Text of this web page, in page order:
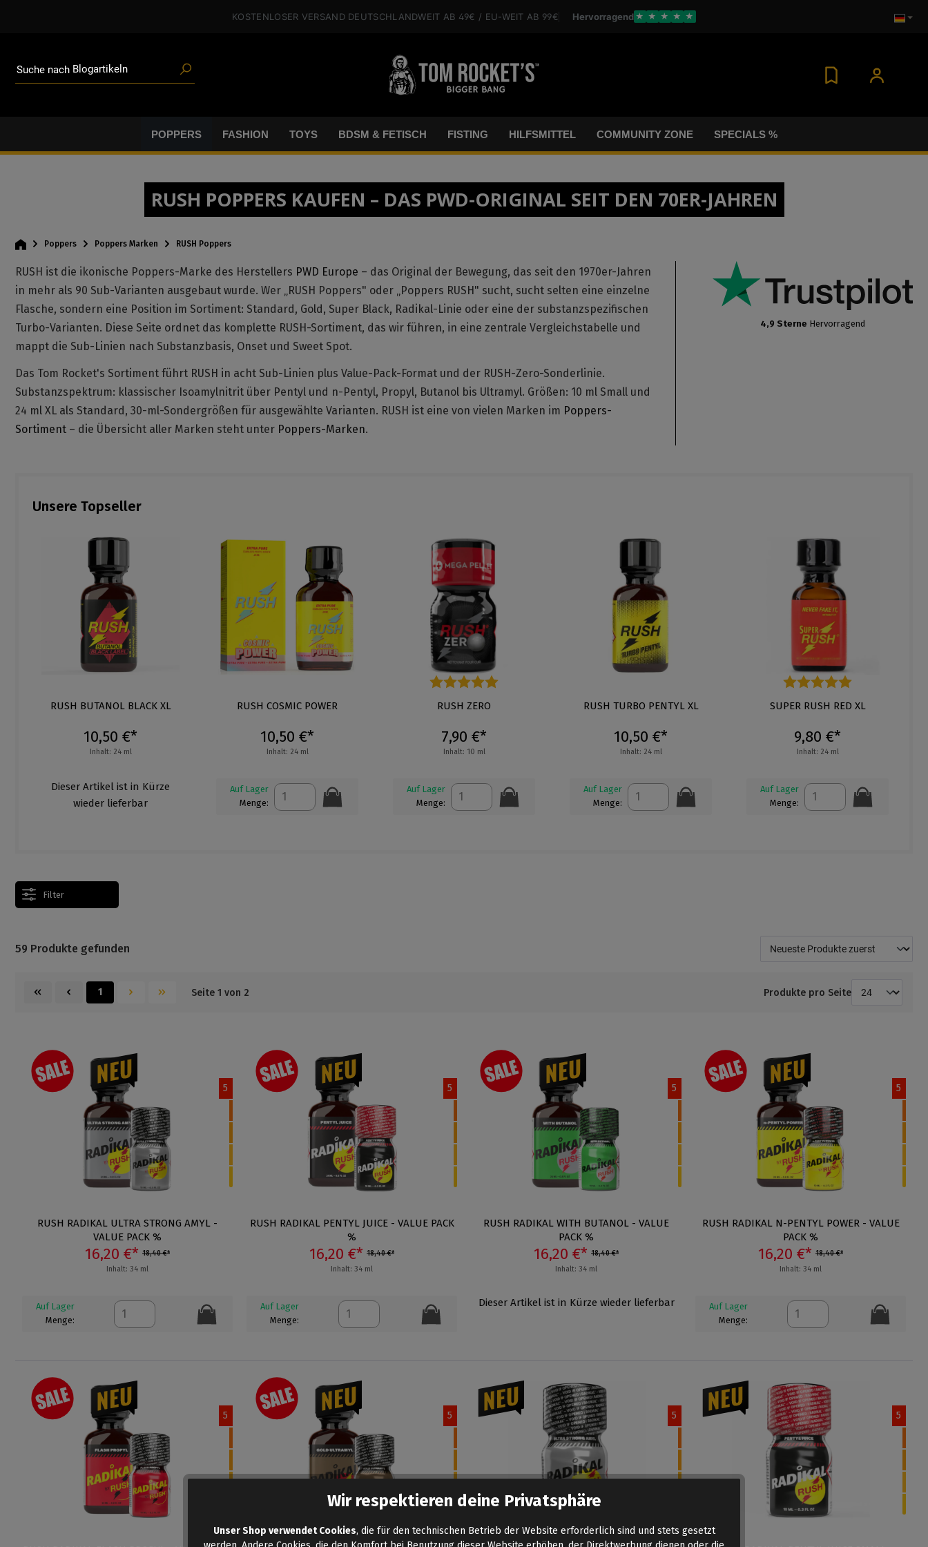
KOSTENLOSER VERSANDDEUTSCHLANDWEIT AB 49€ / EU-WEIT AB 99€ Hervorragend ★ ★ ★ ★ ★
POPPERS FASHION TOYS BDSM & FETISCH FISTING HILFSMITTEL COMMUNITY ZONE SPECIALS %
RUSH POPPERS KAUFEN – DAS PWD-ORIGINAL SEIT DEN 70ER-JAHREN
Poppers Poppers Marken RUSH Poppers
RUSH ist die ikonische Poppers-Marke des Herstellers PWD Europe – das Original der Bewegung, das seit den 1970er-Jahren
in mehr als 90 Sub-Varianten ausgebaut wurde. Wer „RUSH Poppers" oder „Poppers RUSH" sucht, sucht selten eine einzelne
Flasche, sondern eine Position im Sortiment: Standard, Gold, Super Black, Radikal-Linie oder eine der substanzspezifischen
Turbo-Varianten. Diese Seite ordnet das komplette RUSH-Sortiment, das wir führen, in eine zentrale Vergleichstabelle und
mappt die Sub-Linien nach Substanzbasis, Onset und Sweet Spot.
Das Tom Rocket's Sortiment führt RUSH in acht Sub-Linien plus Value-Pack-Format und der RUSH-Zero-Sonderlinie.
Substanzspektrum: klassischer Isoamylnitrit über Pentyl und n-Pentyl, Propyl, Butanol bis Ultramyl. Größen: 10 ml Small und
24 ml XL als Standard, 30-ml-Sondergrößen für ausgewählte Varianten. RUSH ist eine von vielen Marken im Poppers-
Sortiment – die Übersicht aller Marken steht unter Poppers-Marken.
4,9 Sterne Hervorragend
Unsere Topseller
von 5 von 5 Sternen
RUSH BUTANOL BLACK XL
10,50 €*
Inhalt: 24 ml
Dieser Artikel ist in Kürze
wieder lieferbar
RUSH COSMIC POWER
10,50 €*
Inhalt: 24 ml
Auf Lager
Menge:
Durchschnittliche Bewertung von 5 von 5 Sternen
RUSH ZERO
7,90 €*
Inhalt: 10 ml
Auf Lager
Menge:
RUSH TURBO PENTYL XL
10,50 €*
Inhalt: 24 ml
Auf Lager
Menge:
Durchschnittliche Bewertung von
SUPER RUSH RED XL
9,80 €*
Inhalt: 24 ml
Auf Lager
Menge:
Filter
59 Produkte gefunden
1 Seite 1 von 2 Produkte pro Seite
5
RUSH RADIKAL ULTRA STRONG AMYL -
VALUE PACK %
16,20 €* 18,40 €*
Inhalt: 34 ml
Auf Lager
Menge:
5
RUSH RADIKAL PENTYL JUICE - VALUE PACK
%
16,20 €* 18,40 €*
Inhalt: 34 ml
Auf Lager
Menge:
5
RUSH RADIKAL WITH BUTANOL - VALUE
PACK %
16,20 €* 18,40 €*
Inhalt: 34 ml
Dieser Artikel ist in Kürze wieder lieferbar
5
RUSH RADIKAL N-PENTYL POWER - VALUE
PACK %
16,20 €* 18,40 €*
Inhalt: 34 ml
Auf Lager
Menge:
5 5 5 5
Wir respektieren deine Privatsphäre
Unser Shop verwendet Cookies, die für den technischen Betrieb der Website erforderlich sind und stets gesetzt
Suche nach Marken
Gleitgel